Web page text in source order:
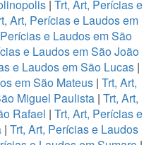
| Trt, Art, Perícias e
Art, Perícias e Laudos em
e Laudos em São
e Laudos em São João
e Laudos em São Lucas|
em São Mateus | Trt, Art,
Miguel Paulista| Trt, Art,
Rafael | Trt, Art, Perícias e
| Trt, Art, Perícias e Laudos